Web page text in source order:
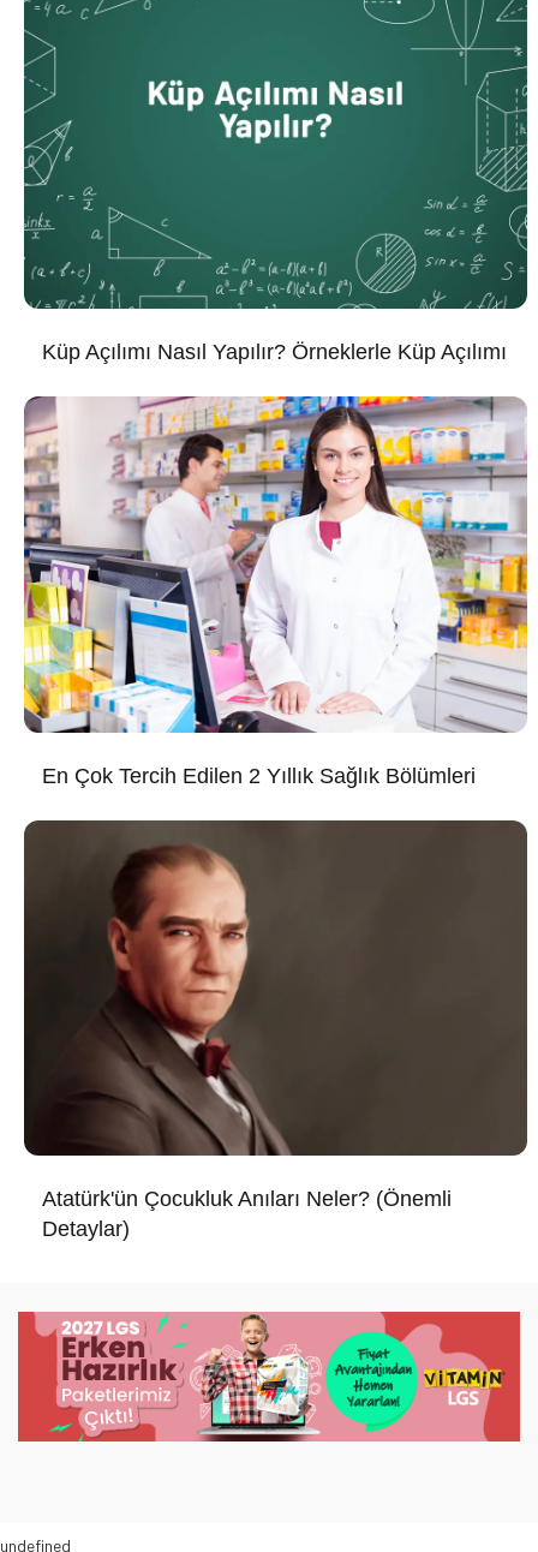
Küp Açılımı Nasıl Yapılır? Örneklerle Küp Açılımı
En Çok Tercih Edilen 2 Yıllık Sağlık Bölümleri
Atatürk'ün Çocukluk Anıları Neler? (Önemli
Detaylar)
undefined